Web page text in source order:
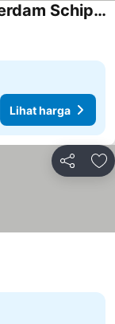
OZO Hotels De President Amsterdam Schiphol Airport
Lihat harga
Bagikan